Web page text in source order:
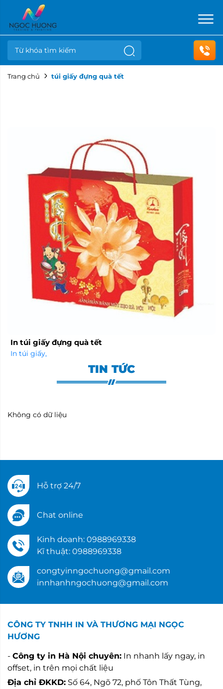
Trang chủ túi giấy đựng quà tết
In túi giấy đựng quà tết
In túi giấy,
TIN TỨC
Không có dữ liệu
Hỗ trợ 24/7
Chat online
Kinh doanh: 0988969338
Kĩ thuật: 0988969338
congtyinngochuong@gmail.com
innhanhngochuong@gmail.com
CÔNG TY TNHH IN VÀ THƯƠNG MẠI NGỌC
HƯƠNG
- Công ty in Hà Nội chuyên: In nhanh lấy ngay, in
offset, in trên mọi chất liệu
Địa chỉ ĐKKD: Số 64, Ngõ 72, phố Tôn Thất Tùng,